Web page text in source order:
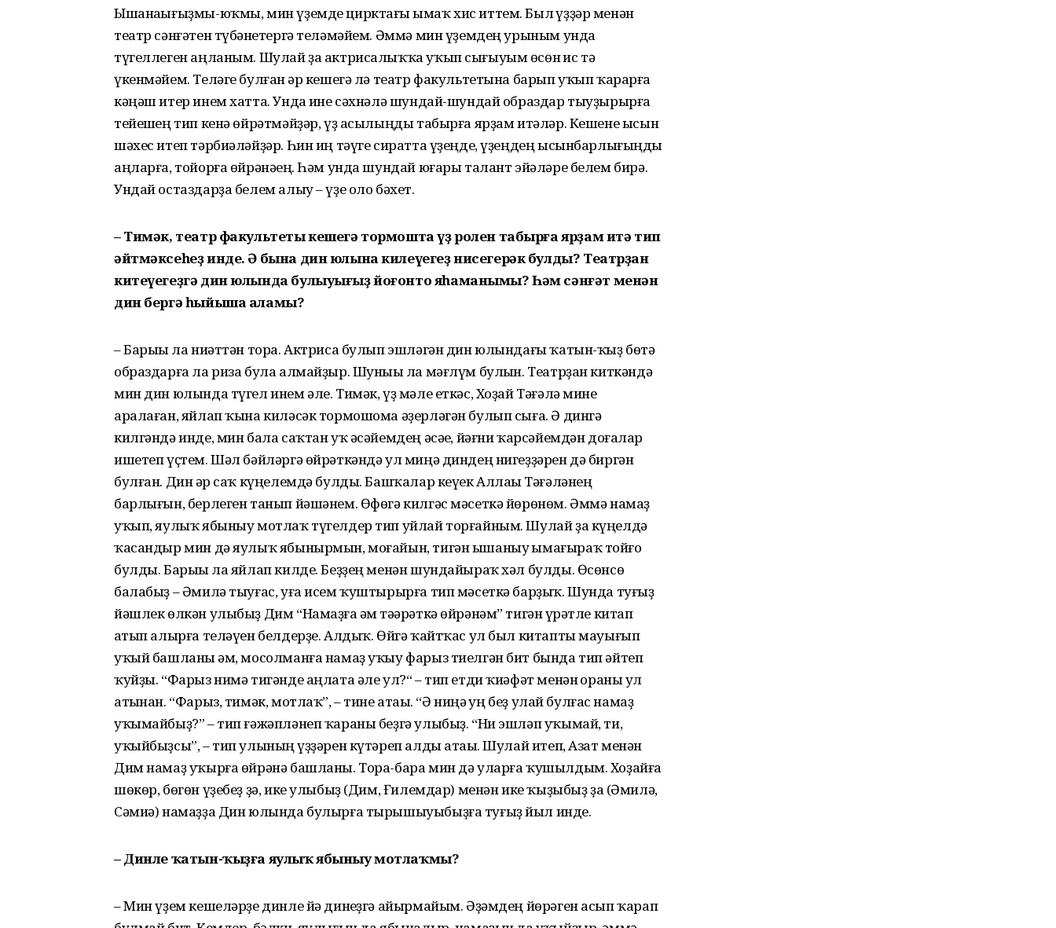
Ышанаһығыҙмы-юҡмы, мин үҙемде цирктағы һымаҡ хис иттем. Был һүҙҙәр менән
театр сәнғәтен түбәнһетергә теләмәйем. Әммә мин үҙемдең урыным унда
түгеллеген аңланым. Шулай ҙа актрисалыҡҡа уҡып сығыуым өсөн һис тә
үкенмәйем. Теләге булған һәр кешегә лә театр факультетына барып уҡып ҡарарға
кәңәш итер инем хатта. Унда һине сәхнәлә шундай-шундай образдар тыуҙырырға
тейешһең тип кенә өйрәтмәйҙәр, үҙ асылыңды табырға ярҙам итәләр. Кешене ысын
шәхес итеп тәрбиәләйҙәр. Һин иң тәүге сиратта үҙеңде, үҙеңдең ысынбарлығыңды
аңларға, тойорға өйрәнәһең. Һәм унда шундай юғары талант эйәләре белем бирә.
Ундай остаздарҙа белем алыу – үҙе оло бәхет.
– Тимәк, театр факультеты кешегә тормошта үҙ ролен табырға ярҙам итә тип
әйтмәксеһеҙ инде. Ә бына дин юлына килеүегеҙ нисегерәк булды? Театрҙан
китеүегеҙгә дин юлында булыуығыҙ йоғонто яһаманымы? Һәм сәнғәт менән
дин бергә һыйыша аламы?
– Барыһы ла ниәттән тора. Актриса булып эшләгән дин юлындағы ҡатын-ҡыҙ бөтә
образдарға ла риза була алмайҙыр. Шуныһы ла мәғлүм булһын. Театрҙан киткәндә
мин дин юлында түгел инем әле. Тимәк, үҙ мәле еткәс, Хоҙай Тәғәлә мине
аралаған, яйлап ҡына киләсәк тормошома әҙерләгән булып сыға. Ә дингә
килгәндә инде, мин бала саҡтан уҡ әсәйемдең әсәһе, йәғни ҡарсәйемдән доғалар
ишетеп үҫтем. Шәл бәйләргә өйрәткәндә ул миңә диндең нигеҙҙәрен дә биргән
булған. Дин һәр саҡ күңелемдә булды. Башҡалар кеүек Аллаһы Тәғәләнең
барлығын, берлеген танып йәшәнем. Өфөгә килгәс мәсеткә йөрөнөм. Әммә намаҙ
уҡып, яулыҡ ябыныу мотлаҡ түгелдер тип уйлай торғайным. Шулай ҙа күңелдә
ҡасандыр мин дә яулыҡ ябынырмын, моғайын, тигән ышаныу һымағыраҡ тойғо
булды. Барыһы ла яйлап килде. Беҙҙең менән шундайыраҡ хәл булды. Өсөнсө
балабыҙ – Әмилә тыуғас, уға исем ҡуштырырға тип мәсеткә барҙыҡ. Шунда туғыҙ
йәшлек өлкән улыбыҙ Дим “Намаҙға һәм тәһәрәткә өйрәнәм” тигән һүрәтле китап
һатып алырға теләүен белдерҙе. Алдыҡ. Өйгә ҡайтҡас ул был китапты мауығып
уҡый башланы һәм, мосолманға намаҙ уҡыу фарыз тиелгән бит бында тип әйтеп
ҡуйҙы. “Фарыз нимә тигәнде аңлата әле ул?“ – тип етди ҡиәфәт менән һораны ул
атһынан. “Фарыз, тимәк, мотлаҡ”, – тине атаһы. “Ә ниңә һуң беҙ улай булғас намаҙ
уҡымайбыҙ?” – тип ғәжәпләнеп ҡараны беҙгә улыбыҙ. “Ни эшләп уҡымай, ти,
уҡыйбыҙсы”, – тип улының һүҙҙәрен күтәреп алды атаһы. Шулай итеп, Азат менән
Дим намаҙ уҡырға өйрәнә башланы. Тора-бара мин дә уларға ҡушылдым. Хоҙайға
шөкөр, бөгөн үҙебеҙ ҙә, ике улыбыҙ (Дим, Ғилемдар) менән ике ҡыҙыбыҙ ҙа (Әмилә,
Сәмиә) намаҙҙа Дин юлында булырға тырышыуыбыҙға туғыҙ йыл инде.
– Динле ҡатын-ҡыҙға яулыҡ ябыныу мотлаҡмы?
– Мин үҙем кешеләрҙе динле йә динһеҙгә айырмайым. Әҙәмдең йөрәген асып ҡарап